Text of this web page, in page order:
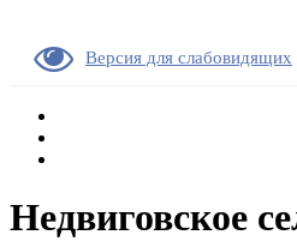
Версия для слабовидящих
Недвиговское